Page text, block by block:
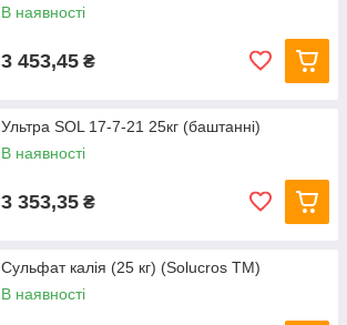
В наявності
3 453,45 ₴
Ультра SOL 17-7-21 25кг (баштанні)
В наявності
3 353,35 ₴
Сульфат калія (25 кг) (Solucros TM)
В наявності